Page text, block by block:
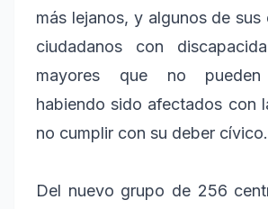
más lejanos, y algunos de sus
ciudadanos con
mayores que no pueden
habiendo sido afectados con
no cumplir con su deber cívico.
Del nuevo grupo de 256